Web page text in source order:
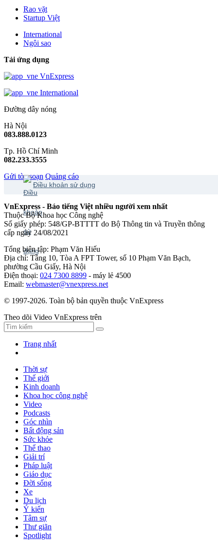
Rao vặt
Startup Việt
International
Ngôi sao
Tải ứng dụng
VnExpress
International
Đường dây nóng
Hà Nội
083.888.0123
Tp. Hồ Chí Minh
082.233.3555
Gửi tòa soạn Quảng cáo
Điều khoản sử dụng
VnExpress - Báo tiếng Việt nhiều người xem nhất
Thuộc Bộ Khoa học Công nghệ
Số giấy phép: 548/GP-BTTTT do Bộ Thông tin và Truyền thông
cấp ngày 24/08/2021
Tổng biên tập: Phạm Văn Hiếu
Địa chỉ: Tầng 10, Tòa A FPT Tower, số 10 Phạm Văn Bạch,
phường Cầu Giấy, Hà Nội
Điện thoại: 024 7300 8899 - máy lẻ 4500
Email: webmaster@vnexpress.net
© 1997-2026. Toàn bộ bản quyền thuộc VnExpress
Theo dõi Video VnExpress trên
Trang nhất
Thời sự
Thế giới
Kinh doanh
Khoa học công nghệ
Video
Podcasts
Góc nhìn
Bất động sản
Sức khỏe
Thể thao
Giải trí
Pháp luật
Giáo dục
Đời sống
Xe
Du lịch
Ý kiến
Tâm sự
Thư giãn
Spotlight